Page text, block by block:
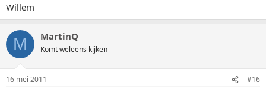
Willem
M MartinQ
Komt weleens kijken
16 mei 2011 #16